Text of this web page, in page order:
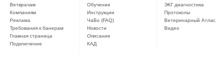
Ветврачам
Компаниям
Реклама
Требования к банерам
Главная страница
Подключение
Обучение
Инструкции
ЧaВо (FAQ)
Новости
Описание
КАД
ЭКГ диагностика
Протоколы
Ветеринарный Атлас
Видео